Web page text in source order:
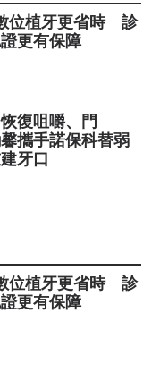
位植牙更省時 診
更有保障
復咀嚼、門
攜手諾保科替弱
牙口
位植牙更省時 診
更有保障